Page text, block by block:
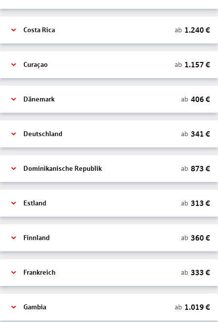
Costa Rica ab 1.240€
Curaçao ab 1.157 €
Dänemark ab 406€
Deutschland ab 341 €
Dominikanische Republik ab 873 €
Estland ab 313 €
Finnland ab 360€
Frankreich ab 333 €
Gambia ab 1.019€